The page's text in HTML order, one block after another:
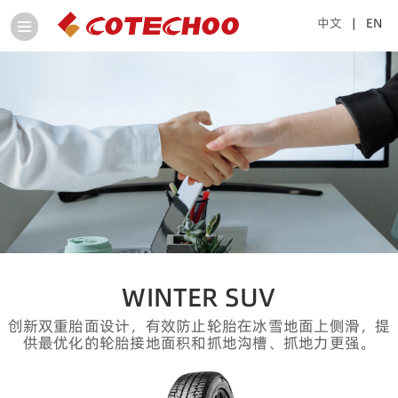
中文 | EN
WINTER SUV
创新双重胎面设计，有效防止轮胎在冰雪地面上侧滑，提
供最优化的轮胎接地面积和抓地沟槽、抓地力更强。